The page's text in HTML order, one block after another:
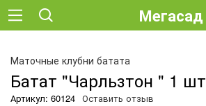
Мегасад
Маточные клубни батата
Батат "Чарльзтон " 1 шт
Артикул: 60124 Оставить отзыв